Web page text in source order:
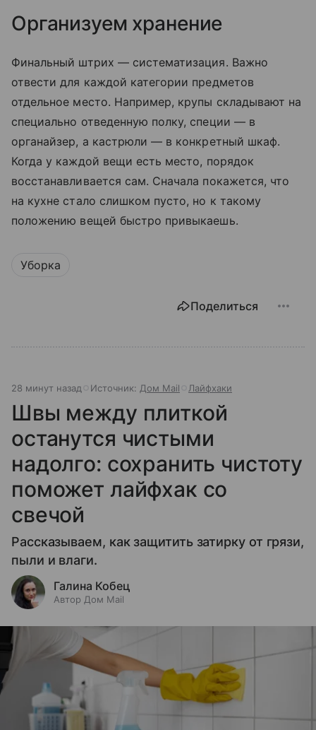
Организуем хранение
Финальный штрих — систематизация. Важно
отвести для каждой категории предметов
отдельное место. Например, крупы складывают на
специально отведенную полку, специи — в
органайзер, а кастрюли — в конкретный шкаф.
Когда у каждой вещи есть место, порядок
восстанавливается сам. Сначала покажется, что
на кухне стало слишком пусто, но к такому
положению вещей быстро привыкаешь.
Уборка
Поделиться
28 минут назад Источник: Дом Mail Лайфхаки
Швы между плиткой
останутся чистыми
надолго: сохранить чистоту
поможет лайфхак со
свечой
Рассказываем, как защитить затирку от грязи,
пыли и влаги.
Галина Кобец
Автор Дом Mail